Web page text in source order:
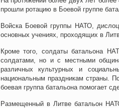
прошли ротацию в Боевой группе
Войска Боевой группы НАТО,
основных учениях, проходящих в
Кроме того, солдаты батальона
солдатами, но и с местными
различных культурных и
национальным праздникам страны.
боевая группа батальона помогает
Размещенный в Литве батальон